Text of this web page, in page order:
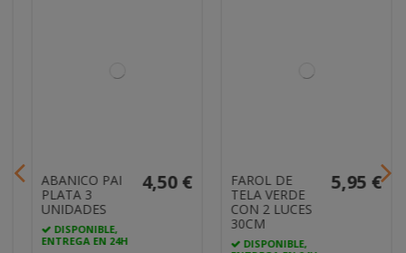
ABANICO PAI
PLATA 3
UNIDADES
DISPONIBLE,
ENTREGA EN 24H
4,50 €
FAROL DE
TELA VERDE
CON 2 LUCES
30CM
DISPONIBLE,
5,95 €